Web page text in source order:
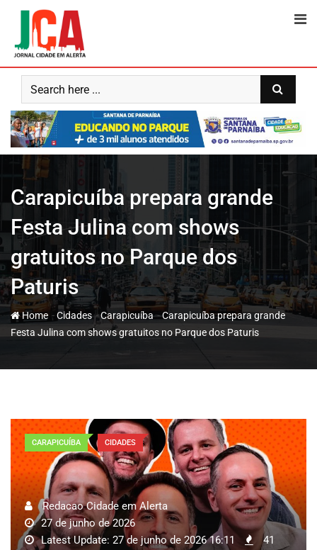
content
Carapicuíba prepara grande
Festa Julina com shows
gratuitos no Parque dos
Paturis
Home -Cidades-Carapicuíba-Carapicuíba prepara grande
Festa Julina com shows gratuitos no Parque dos Paturis
CARAPICUÍBA CIDADES
Redacao Cidade em Alerta
27 de junho de 2026
Latest Update: 27 de junho de 2026 16:11
41